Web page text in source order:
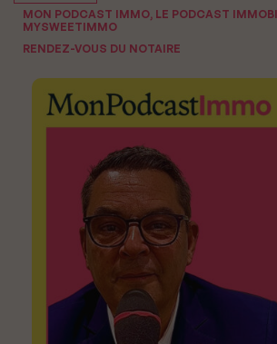
MON PODCAST IMMO, LE PODCAST
MYSWEETIMMO
RENDEZ-VOUS DU NOTAIRE